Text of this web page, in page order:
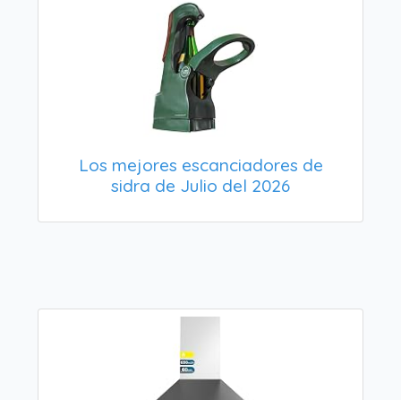
Los mejores escanciadores de
sidra de Julio del 2026